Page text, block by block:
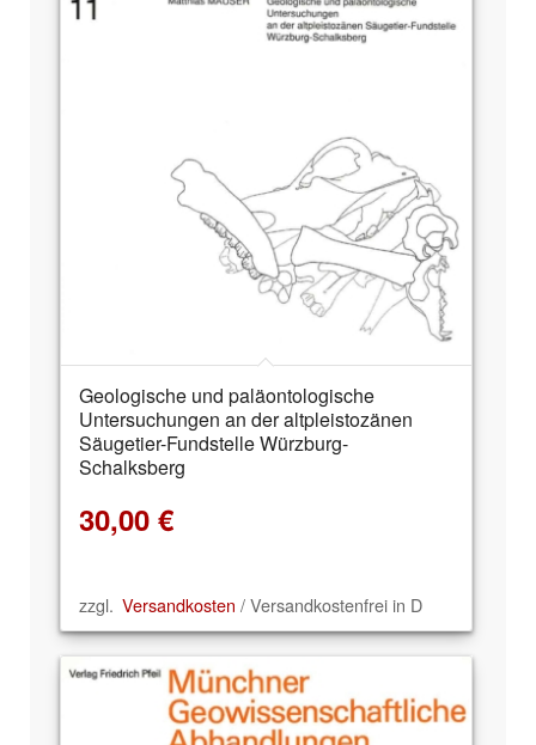
Geologische und paläontologische
Untersuchungen an der altpleistozänen
Säugetier-Fundstelle Würzburg-
Schalksberg
30,00 €
zzgl. Versandkosten / Versandkostenfrei in D